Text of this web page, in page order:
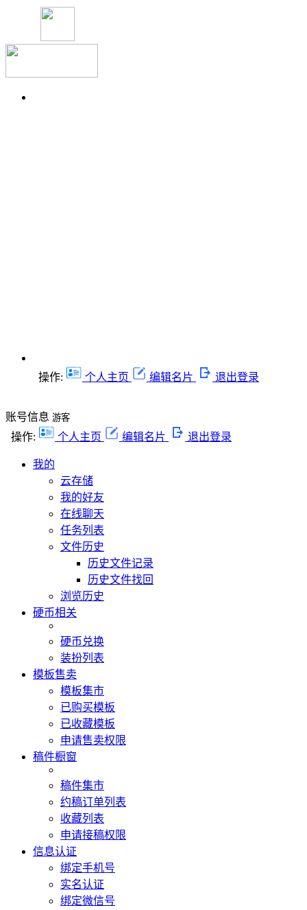
操作: 个人主页 编辑名片 退出登录
账号信息 游客
操作: 个人主页 编辑名片 退出登录
我的
云存储
我的好友
在线聊天
任务列表
文件历史
历史文件记录
历史文件找回
浏览历史
硬币相关
硬币兑换
装扮列表
模板售卖
模板集市
已购买模板
已收藏模板
申请售卖权限
稿件橱窗
稿件集市
约稿订单列表
收藏列表
申请接稿权限
信息认证
绑定手机号
实名认证
绑定微信号